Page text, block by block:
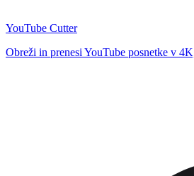
YouTube Cutter
Obreži in prenesi YouTube posnetke v